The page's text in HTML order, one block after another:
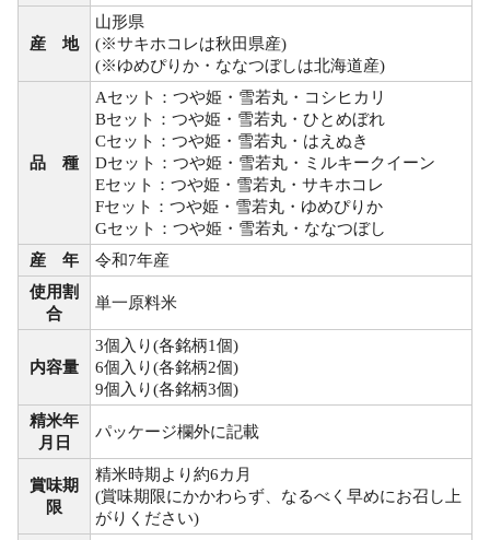
産 地
山形県
(※サキホコレは秋田県産)
(※ゆめぴりか・ななつぼしは北海道産)
品 種
Aセット：つや姫・雪若丸・コシヒカリ
Bセット：つや姫・雪若丸・ひとめぼれ
Cセット：つや姫・雪若丸・はえぬき
Dセット：つや姫・雪若丸・ミルキークイーン
Eセット：つや姫・雪若丸・サキホコレ
Fセット：つや姫・雪若丸・ゆめぴりか
Gセット：つや姫・雪若丸・ななつぼし
産 年
令和7年産
使用割
合
単一原料米
内容量
3個入り(各銘柄1個)
6個入り(各銘柄2個)
9個入り(各銘柄3個)
精米年
月日
パッケージ欄外に記載
賞味期
限
精米時期より約6カ月
(賞味期限にかかわらず、なるべく早めにお召し上
がりください)